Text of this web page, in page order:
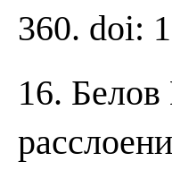
360. doi:
16.